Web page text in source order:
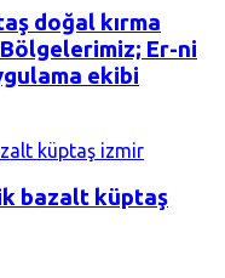
doğal kırma
Er-ni
ekibi
bazalt küptaş